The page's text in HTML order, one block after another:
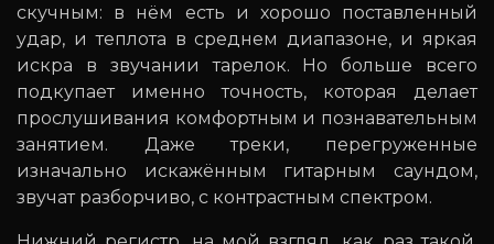
скучным: в нём есть и хорошо поставленный
удар, и теплота в среднем диапазоне, и яркая
искра в звучании тарелок. Но больше всего
подкупает именно точность, которая делает
прослушивания комфортным и познавательным
занятием. Даже треки, перегруженные
изначально искажённым гитарным саундом,
звучат разборчиво, с контрастным спектром.